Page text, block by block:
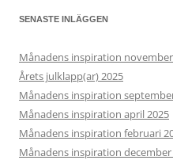
SENASTE INLÄGGEN
Månadens inspiration
Årets julklapp(ar) 2025
Månadens inspiration
Månadens inspiration april 2025
Månadens inspiration februari
Månadens inspiration december